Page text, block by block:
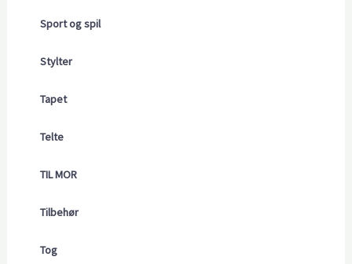
Sport og spil
Stylter
Tapet
Telte
TIL MOR
Tilbehør
Tog